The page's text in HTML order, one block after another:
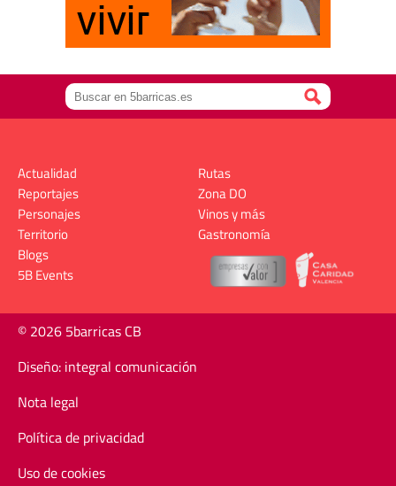
Actualidad
Reportajes
Personajes
Territorio
Rutas
Zona DO
Vinos y más
Gastronomía
Blogs
5B Events
© 2026 5barricas CB
Diseño: integral comunicación
Nota legal
Política de privacidad
Uso de cookies